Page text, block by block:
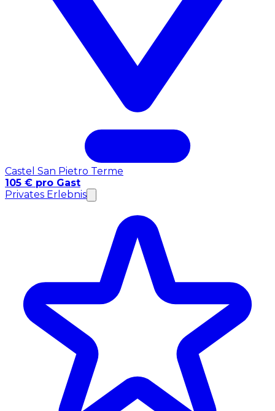
Castel San Pietro Terme
105 € pro Gast
Privates Erlebnis